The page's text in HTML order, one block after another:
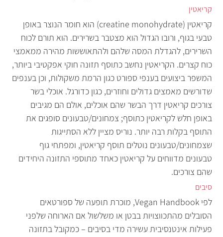
קריאטין
קריאטין (creatine monohydrate) הוא חומר הנוצר באופן
טבעי בגוף, ורובו הגדול הוא מצטבר בשרירים. הוא תורם לכוח
השרירים, להגדלת המסה שלהם ולהתאוששות מהירה ממאמצי
כוח קצרים. הקריאטין נחשב כתוסף תזונה חוקי אפקטיבי ביותר,
המשפר ביצועים בענפי ספורט כגון הרמת משקולות, וכן בענפים
שדורשים מאמצים גדולים וחוזרים, כגון כדורגל. אוכלי בשר
צורכים קריאטין דרך הבשר שהם אוכלים, אולם הם מגיבים
באופן חלש לקריאטין כתוסף; צמחונים/טבעונים סופגים את
התוסף בקלות רבה יותר. נוריס מציין ללא הסתייגות
שצמחונים/טבעונים נוטלים תוסף קריאטין, ומפתחי גוף
טבעונים מדווחים על קריאטין כאחד מתוספי התזונה היחידים
שהם צורכים.
סיבים
לפי Vegan Handbook, מוכרת תופעה של ספורטאים
הסובלים מהתכווצויות בבטן או משלשול אם הארוחה שלפני
פעילות אינטנסיבית עשירה מדי בסיבים – כמקובל בתזונה